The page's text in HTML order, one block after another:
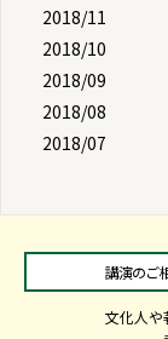
2018/11
2018/10
2018/09
2018/08
2018/07
講演のご
文化人や